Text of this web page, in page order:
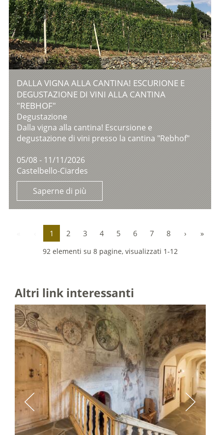
DALLA VIGNA ALLA CANTINA! ESCURIONE E
DEGUSTAZIONE DI VINI ALLA CANTINA
"REBHOF"
Degustazione
Dalla vigna alla cantina! Escursione e
degustazione di vini presso la cantina "Rebhof"
05/08 - 11/11/2026
Castelbello-Ciardes
Saperne di più
1 2 3 4 5 6 7 8 › »
92 elementi su 8 pagine, visualizzati 1-12
Altri link interessanti